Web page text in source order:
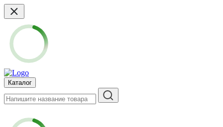
Каталог